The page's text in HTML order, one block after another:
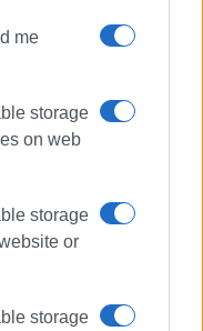
me
storage
on web
storage
or
storage
Προστασίας
Δρομολόγια
τους Βρετανούς